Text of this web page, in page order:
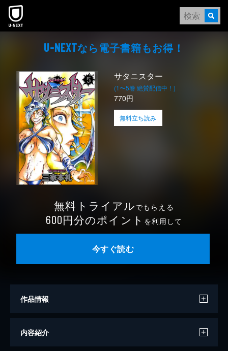
本文へスキップ
U-NEXTなら電⼦書籍もお得！
サタニスター
(1〜5巻 絶賛配信中！)
770円
無料立ち読み
無料トライアルでもらえる
600円分のポイント を利用して
今すぐ読む
作品情報
著者
内容紹介